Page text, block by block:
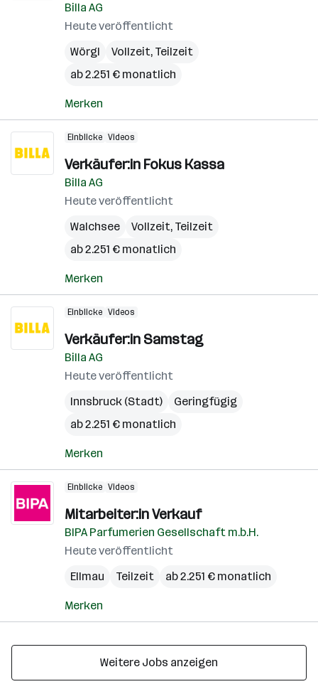
Billa AG
Heute veröffentlicht
Wörgl
Vollzeit, Teilzeit
ab 2.251 € monatlich
Merken
Einblicke Videos
Verkäufer:in Fokus Kassa
Billa AG
Heute veröffentlicht
Walchsee
Vollzeit, Teilzeit
ab 2.251 € monatlich
Merken
Einblicke Videos
Verkäufer:in Samstag
Billa AG
Heute veröffentlicht
Innsbruck (Stadt)
Geringfügig
ab 2.251 € monatlich
Merken
Einblicke Videos
Mitarbeiter:in Verkauf
BIPA Parfumerien Gesellschaft m.b.H.
Heute veröffentlicht
Ellmau
Teilzeit ab 2.251 € monatlich
Merken
Weitere Jobs anzeigen